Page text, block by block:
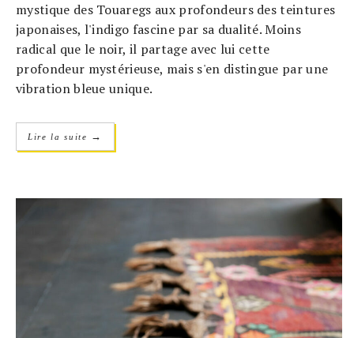
mystique des Touaregs aux profondeurs des teintures
japonaises, l'indigo fascine par sa dualité. Moins
radical que le noir, il partage avec lui cette
profondeur mystérieuse, mais s'en distingue par une
vibration bleue unique.
Lire la suite →